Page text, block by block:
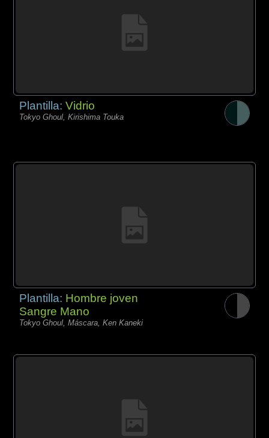
Plantilla:Vidrio
Tokyo Ghoul, Kirishima Touka
Plantilla: Hombre joven
Sangre Mano
Tokyo Ghoul, Máscara, Ken Kaneki